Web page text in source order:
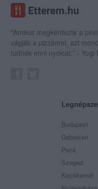
"Amikor megkérdezte a
vágják a pizzámat, azt
tudnék enni nyolcat." - Yogi
Budapest
Debrecen
Pécs
Szeged
Kecskemét